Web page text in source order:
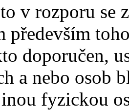
v rozporu se
především
doporučen,
a nebo osob
fyzickou